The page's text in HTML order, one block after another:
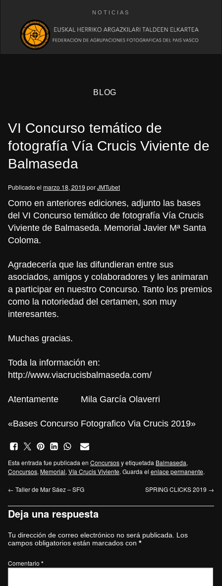
NOTICIAS
BLOG
VI Concurso temático de
fotografía Vía Crucis Viviente de
Balmaseda
Publicado el marzo 18, 2019 porJMTubet
Como en anteriores ediciones, adjunto las bases
del VI Concurso temático de fotografía Vía Crucis
Viviente de Balmaseda. Memorial Javier Mª Santa
Coloma.
Agradecería que las difundieran entre sus
asociados, amigos y colaboradores y les animaran
a participar en nuestro Concurso. Tanto los premios
como la notoriedad del certamen, son muy
interesantes.
Muchas gracias.
Toda la información en:
http://www.viacrucisbalmaseda.com/
Atentamente Mila García Olaverri
«Bases Concurso Fotografico Via Crucis 2019»
Esta entrada fue publicada en Concursosy etiquetada Balmaseda,
Concursos, Memorial, Vía Crucis Viviente. Guarda el enlace permanente.
← Taller de Mar Sáez – SFG SPRING CLICKS 2019 →
Deja una respuesta
Tu dirección de correo electrónico no será publicada.
Los
campos obligatorios están marcados con *
Comentario *